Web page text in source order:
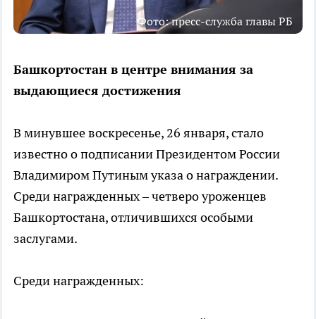
Фото: пресс-служба главы РБ
Башкортостан в центре внимания за
выдающиеся достижения
В минувшее воскресенье, 26 января, стало
известно о подписании Президентом России
Владимиром Путиным указа о награждении.
Среди награжденных – четверо уроженцев
Башкортостана, отличившихся особыми
заслугами.
Среди награжденных: